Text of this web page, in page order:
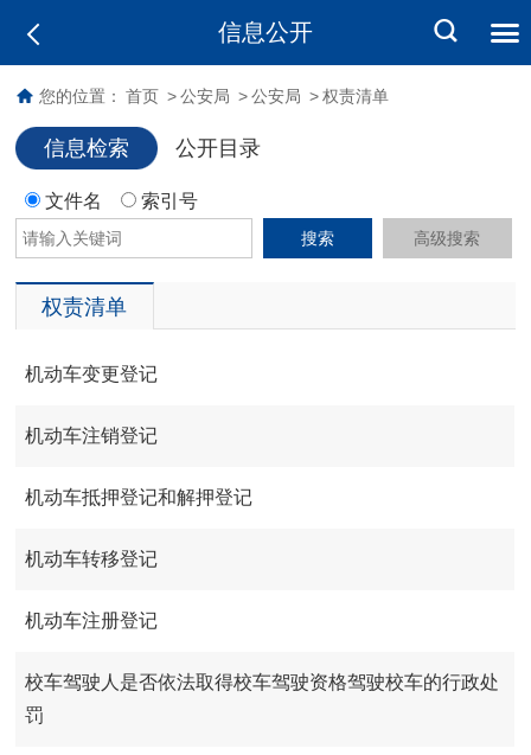
信息公开
您的位置： 首页 > 公安局 > 公安局 > 权责清单
信息检索 公开目录
文件名 索引号
搜索 高级搜索
权责清单
机动车变更登记
机动车注销登记
机动车抵押登记和解押登记
机动车转移登记
机动车注册登记
校车驾驶人是否依法取得校车驾驶资格驾驶校车的行政处
罚